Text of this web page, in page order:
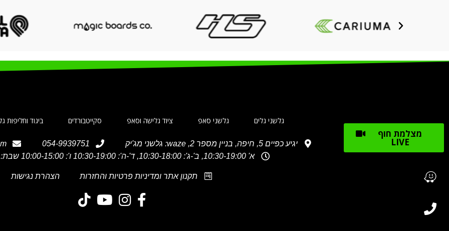
מצלמת חוף
LIVE
גלשני גלים גלשני סאפ ציוד גלישה וסאפ סקייטבורדים ביגוד וחליפות
יגיע כפיים 5, חיפה, בניין מספר 2, waze: גלשני מג'יק 054-9939751
א' 10:30-19:00, ב'-ג': 10:30-18:00, ד'-ה': 10:30-19:00 ו': 10:00-15:00 שבת: 10:00- 16:00
תקנון אתר ומדיניות פרטיות והחזרות הצהרת נגישות